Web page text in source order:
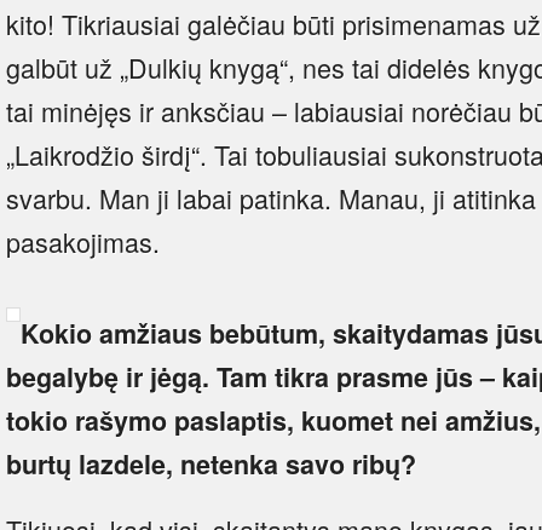
kito! Tikriausiai galėčiau būti prisimenamas
galbūt už „Dulkių knygą“, nes tai didelės
tai minėjęs ir anksčiau – labiausiai norėčiau
„Laikrodžio širdį“. Tai tobuliausiai
svarbu. Man ji labai patinka. Manau, ji
pasakojimas.
Kokio amžiaus bebūtum, skaitydamas
begalybę ir jėgą. Tam tikra prasme jūs –
tokio rašymo paslaptis, kuomet nei
burtų lazdele, netenka savo ribų?